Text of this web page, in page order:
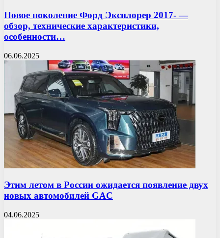
Новое поколение Форд Эксплорер 2017- —
обзор, технические характеристики,
особенности…
06.06.2025
Этим летом в России ожидается появление двух
новых автомобилей GAC
04.06.2025